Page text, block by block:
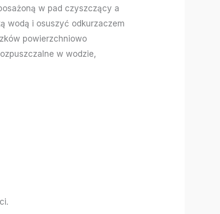
w pad czyszczący a
wodą i osuszyć odkurzaczem
powierzchniowo
w wodzie,